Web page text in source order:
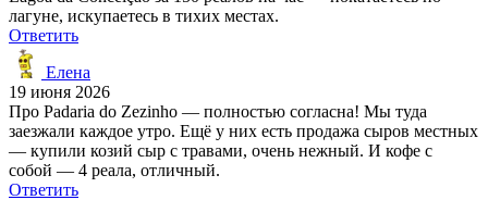
лагуне, искупаетесь в тихих местах.
Ответить
Елена
19 июня 2026
Про Padaria do Zezinho — полностью согласна! Мы туда
заезжали каждое утро. Ещё у них есть продажа сыров местных
— купили козий сыр с травами, очень нежный. И кофе с
собой — 4 реала, отличный.
Ответить